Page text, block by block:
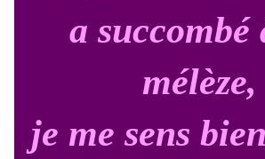
a succombé
mélèze,
je me sens